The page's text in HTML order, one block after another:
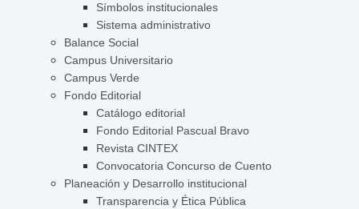
Símbolos institucionales
Sistema administrativo
Balance Social
Campus Universitario
Campus Verde
Fondo Editorial
Catálogo editorial
Fondo Editorial Pascual Bravo
Revista CINTEX
Convocatoria Concurso de Cuento
Planeación y Desarrollo institucional
Transparencia y Ética Pública